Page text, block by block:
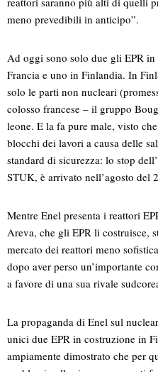
meno prevedibili in anticipo”.
Ad oggi sono solo due gli EPR
Francia e uno in Finlandia. In
solo le parti non nucleari
colosso francese – il gruppo
leone. E la fa pure male, visto
blocchi dei lavori a causa delle
standard di sicurezza: lo stop
STUK, è arrivato nell’agosto del
Mentre Enel presenta i reattori
Areva, che gli EPR li costruisce,
mercato dei reattori meno
dopo aver perso un’importante
a favore di una sua rivale
La propaganda di Enel sul
unici due EPR in costruzione in
ampiamente dimostrato che per